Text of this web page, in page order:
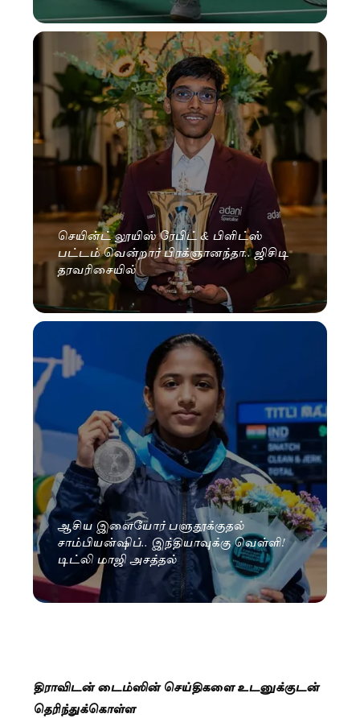
செயின்ட் லூயிஸ் ரேபிட் & பிளிட்ஸ்
பட்டம் வென்றார் பிரக்ஞானந்தா.. ஜிசிடி
தரவரிசையில்
ஆசிய இளையோர் பளுதூக்குதல்
சாம்பியன்ஷிப்.. இந்தியாவுக்கு வெள்ளி!
டிட்லி மாஜி அசத்தல்
திராவிடன் டைம்ஸின் செய்திகளை உடனுக்குடன்
தெரிந்துக்கொள்ள